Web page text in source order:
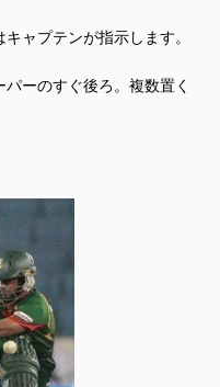
ャプテンが指示します。
ーのすぐ後ろ。複数置く